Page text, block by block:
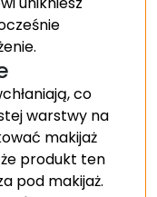
co
warstwy na
makijaż
że produkt ten
pod makijaż.